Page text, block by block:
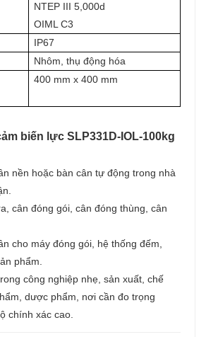
NTEP III 5,000d
OIML C3
IP67
Nhôm, thụ động hóa
400 mm x 400 mm
biến lực SLP331D-IOL-100kg
nền hoặc bàn cân tự động trong nhà
cân đóng gói, cân đóng thùng, cân
cho máy đóng gói, hệ thống đếm,
phẩm.
công nghiệp nhẹ, sản xuất, chế
dược phẩm, nơi cần đo trọng
chính xác cao.